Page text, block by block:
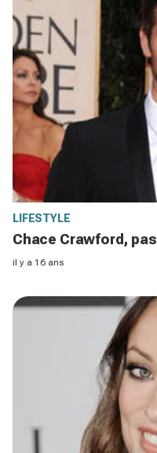
LIFESTYLE
Chace Crawford,
il y a 16 ans